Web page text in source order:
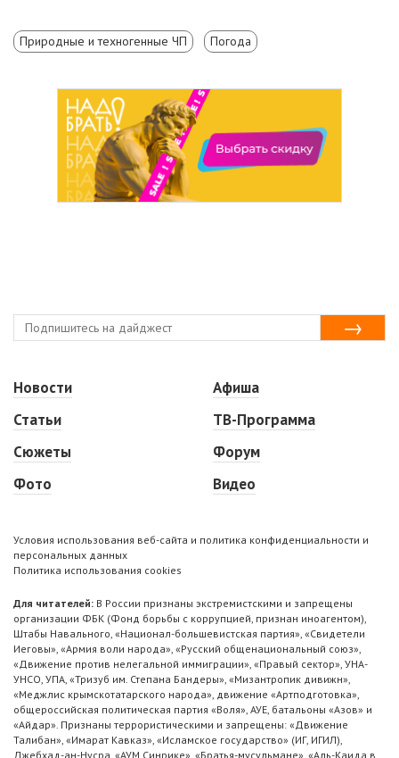
Природные и техногенные ЧП Погода
Новости
Статьи
Сюжеты
Фото
Афиша
ТВ-Программа
Форум
Видео
Условия использования веб-сайта и политика конфиденциальности и
персональных данных
Политика использования cookies
Для читателей: В России признаны экстремистскими и запрещены
организации ФБК (Фонд борьбы с коррупцией, признан иноагентом),
Штабы Навального, «Национал-большевистская партия», «Свидетели
Иеговы», «Армия воли народа», «Русский общенациональный союз»,
«Движение против нелегальной иммиграции», «Правый сектор», УНА-
УНСО, УПА, «Тризуб им. Степана Бандеры», «Мизантропик дивижн»,
«Меджлис крымскотатарского народа», движение «Артподготовка»,
общероссийская политическая партия «Воля», АУЕ, батальоны «Азов» и
«Айдар». Признаны террористическими и запрещены: «Движение
Талибан», «Имарат Кавказ», «Исламское государство» (ИГ, ИГИЛ),
Джебхад-ан-Нусра, «АУМ Синрике», «Братья-мусульмане», «Аль-Каида в